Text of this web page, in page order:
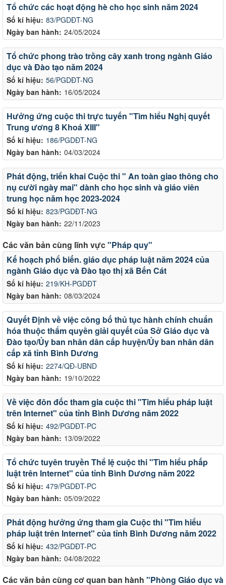
Số kí hiệu: 83/PGDĐT-NG
Ngày ban hành: 24/05/2024
Tổ chức các hoạt động hè cho học sinh năm 2024
Số kí hiệu: 56/PGDĐT-NG
Ngày ban hành: 16/05/2024
Tổ chức phong trào trồng cây xanh trong ngành Giáo
dục và Đào tạo năm 2024
Số kí hiệu: 186/PGDĐT-NG
Ngày ban hành: 04/03/2024
Hưởng ứng cuộc thi trực tuyến "Tìm hiểu Nghị quyết
Trung ương 8 Khoá XIII"
Số kí hiệu: 823/PGDĐT-NG
Ngày ban hành: 22/11/2023
Phát động, triển khai Cuộc thi " An toàn giao thông cho
nụ cười ngày mai" dành cho học sinh và giáo viên
trung học năm học 2023-2024
Các văn bản cùng lĩnh vực"Pháp quy"
Số kí hiệu: 219/KH-PGDĐT
Ngày ban hành: 08/03/2024
Kế hoạch phổ biến. giáo dục pháp luật năm 2024 của
ngành Giáo dục và Đào tạo thị xã Bến Cát
Số kí hiệu: 2274/QĐ-UBND
Ngày ban hành: 19/10/2022
Quyết Định về việc công bố thủ tục hành chính chuẩn
hóa thuộc thẩm quyền giải quyết của Sở Giáo dục và
Đào tạo/Ủy ban nhân dân cấp huyện/Ủy ban nhân dân
cấp xã tỉnh Bình Dương
Số kí hiệu: 492/PGDĐT-PC
Ngày ban hành: 13/09/2022
Về việc đôn đốc tham gia cuộc thi "Tim hiểu pháp luật
trên Internet" của tỉnh Bình Dương năm 2022
Số kí hiệu: 479/PGDĐT-PC
Ngày ban hành: 05/09/2022
Tổ chức tuyên truyền Thể lệ cuộc thi "Tìm hiểu phấp
luật trên Internet" của tỉnh Bình Dương năm 2022
Số kí hiệu: 432/PGDĐT-PC
Ngày ban hành: 04/08/2022
Phát động hưởng ứng tham gia Cuộc thi "Tìm hiểu
pháp luật trên Internet" của tỉnh Bình Dương năm 2022
Các văn bản cùng cơ quan ban hành "Phòng Giáo dục và